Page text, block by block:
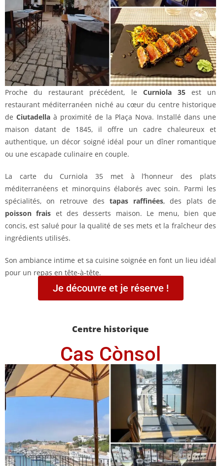
Proche du restaurant précédent, le Curniola 35est un
restaurant méditerranéen niché au cœur du centre historique
de Ciutadella à proximité de la Plaça Nova. Installé dans une
maison datant de 1845, il offre un cadre chaleureux et
authentique, un décor soigné idéal pour un dîner romantique
ou une escapade culinaire en couple.
La carte du Curniola 35 met à l’honneur des plats
méditerranéens et minorquins élaborés avec soin. Parmi les
spécialités, on retrouve des tapas raffinées, des plats de
poisson frais et des desserts maison. Le menu, bien que
concis, est salué pour la qualité de ses mets et la fraîcheur des
ingrédients utilisés.
Son ambiance intime et sa cuisine soignée en font un lieu idéal
pour un repas en tête-à-tête.
Je découvre et je réserve !
Centre historique
Cas Cònsol